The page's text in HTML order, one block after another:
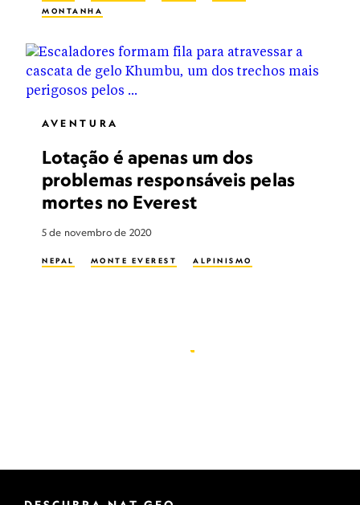
MONTANHA
AVENTURA
Lotação é apenas um dos
problemas responsáveis pelas
mortes no Everest
5 de novembro de 2020
NEPAL MONTE EVEREST ALPINISMO